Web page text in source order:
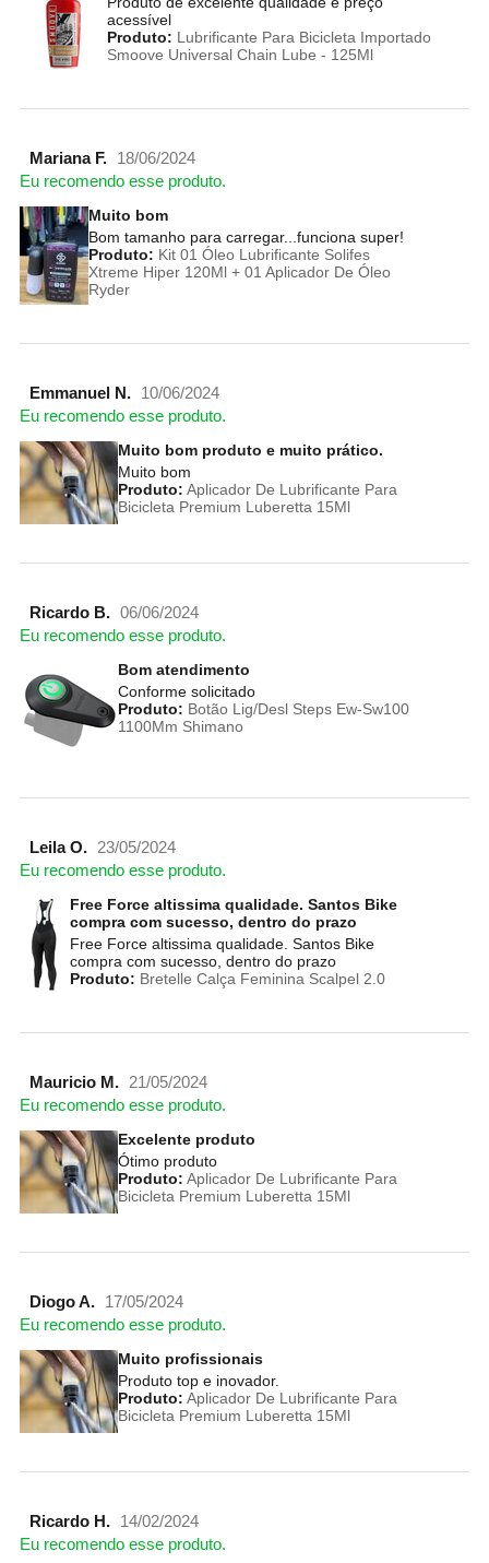
acessível
Produto: Lubrificante Para Bicicleta Importado
Smoove Universal Chain Lube - 125Ml
Mariana F.
18/06/2024
Eu recomendo esse produto.
Muito bom
Bom tamanho para carregar...funciona super!
Produto: Kit 01 Óleo Lubrificante Solifes
Xtreme Hiper 120Ml + 01 Aplicador De Óleo
Ryder
Emmanuel N.
10/06/2024
Eu recomendo esse produto.
Muito bom produto e muito prático.
Muito bom
Produto: Aplicador De Lubrificante Para
Bicicleta Premium Luberetta 15Ml
Ricardo B. 06/06/2024
Eu recomendo esse produto.
Bom atendimento
Conforme solicitado
Produto: Botão Lig/Desl Steps Ew-Sw100
1100Mm Shimano
Leila O.
23/05/2024
Eu recomendo esse produto.
Free Force altissima qualidade. Santos Bike
compra com sucesso, dentro do prazo
Free Force altissima qualidade. Santos Bike
compra com sucesso, dentro do prazo
Produto: Bretelle Calça Feminina Scalpel 2.0
Mauricio M.
21/05/2024
Eu recomendo esse produto.
Excelente produto
Ótimo produto
Produto: Aplicador De Lubrificante Para
Bicicleta Premium Luberetta 15Ml
Diogo A.
17/05/2024
Eu recomendo esse produto.
Muito profissionais
Produto top e inovador.
Produto: Aplicador De Lubrificante Para
Bicicleta Premium Luberetta 15Ml
Ricardo H.
14/02/2024
Eu recomendo esse produto.